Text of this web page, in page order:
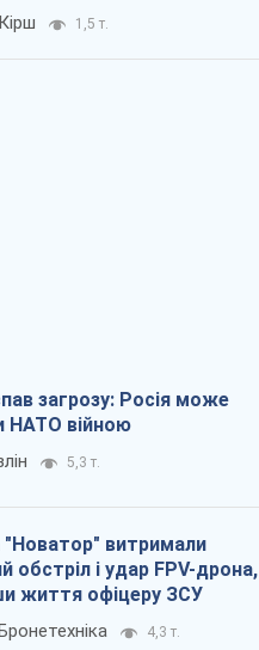
1,5 т.
загрозу: Росія може
НАТО війною
5,3 т.
"Новатор" витримали
обстріл і удар FPV-дрона,
життя офіцеру ЗСУ
4,3 т.